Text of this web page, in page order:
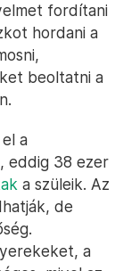
fordítani
hordani a
beoltatni a
a
eddig 38 ezer
a szüleik. Az
de
a